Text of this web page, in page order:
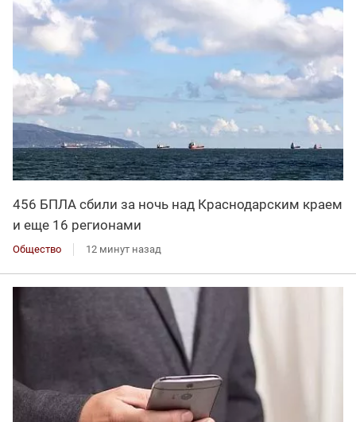
456 БПЛА сбили за ночь над Краснодарским краем
и еще 16 регионами
Общество 12 минут назад